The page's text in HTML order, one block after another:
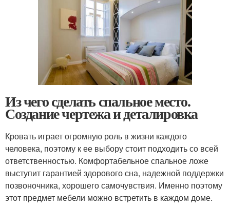
Из чего сделать спальное место.
Создание чертежа и деталировка
Кровать играет огромную роль в жизни каждого
человека, поэтому к ее выбору стоит подходить со всей
ответственностью. Комфортабельное спальное ложе
выступит гарантией здорового сна, надежной поддержки
позвоночника, хорошего самочувствия. Именно поэтому
этот предмет мебели можно встретить в каждом доме.